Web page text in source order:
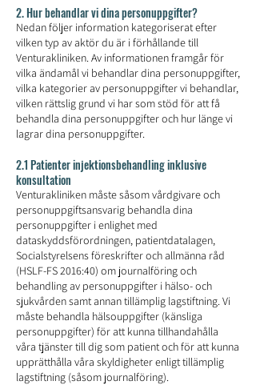
2. Hur behandlar vi dina personuppgifter?
Nedan följer information kategoriserat efter
vilken typ av aktör du är i förhållande till
Venturakliniken. Av informationen framgår för
vilka ändamål vi behandlar dina personuppgifter,
vilka kategorier av personuppgifter vi behandlar,
vilken rättslig grund vi har som stöd för att få
behandla dina personuppgifter och hur länge vi
lagrar dina personuppgifter.
2.1 Patienter injektionsbehandling inklusive
konsultation
Venturakliniken måste såsom vårdgivare och
personuppgiftsansvarig behandla dina
personuppgifter i enlighet med
dataskyddsförordningen, patientdatalagen,
Socialstyrelsens föreskrifter och allmänna råd
(HSLF-FS 2016:40) om journalföring och
behandling av personuppgifter i hälso- och
sjukvården samt annan tillämplig lagstiftning. Vi
måste behandla hälsouppgifter (känsliga
personuppgifter) för att kunna tillhandahålla
våra tjänster till dig som patient och för att kunna
upprätthålla våra skyldigheter enligt tillämplig
lagstiftning (såsom journalföring).